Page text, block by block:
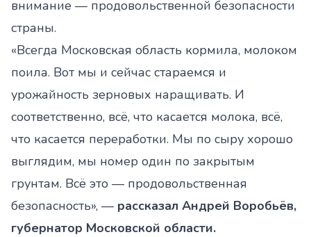
внимание — продовольственной безопасности
страны.
«Всегда Московская область кормила, молоком
поила. Вот мы и сейчас стараемся и
урожайность зерновых наращивать. И
соответственно, всё, что касается молока, всё,
что касается переработки. Мы по сыру хорошо
выглядим, мы номер один по закрытым
грунтам. Всё это — продовольственная
безопасность», — рассказал Андрей Воробьёв,
губернатор Московской области.